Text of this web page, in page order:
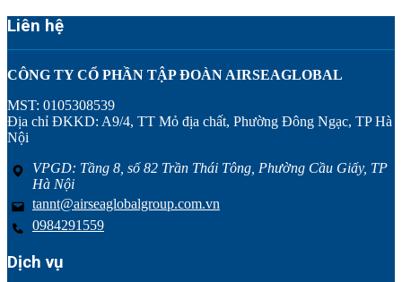
Liên hệ
CÔNG TY CỔ PHẦN TẬP ĐOÀN AIRSEAGLOBAL
MST: 0105308539
Địa chỉ ĐKKD: A9/4, TT Mỏ địa chất, Phường Đông Ngạc, TP Hà
Nội
VPGD: Tầng 8, số 82 Trần Thái Tông, Phường Cầu Giấy, TP
Hà Nội
tannt@airseaglobalgroup.com.vn
0984291559
Dịch vụ